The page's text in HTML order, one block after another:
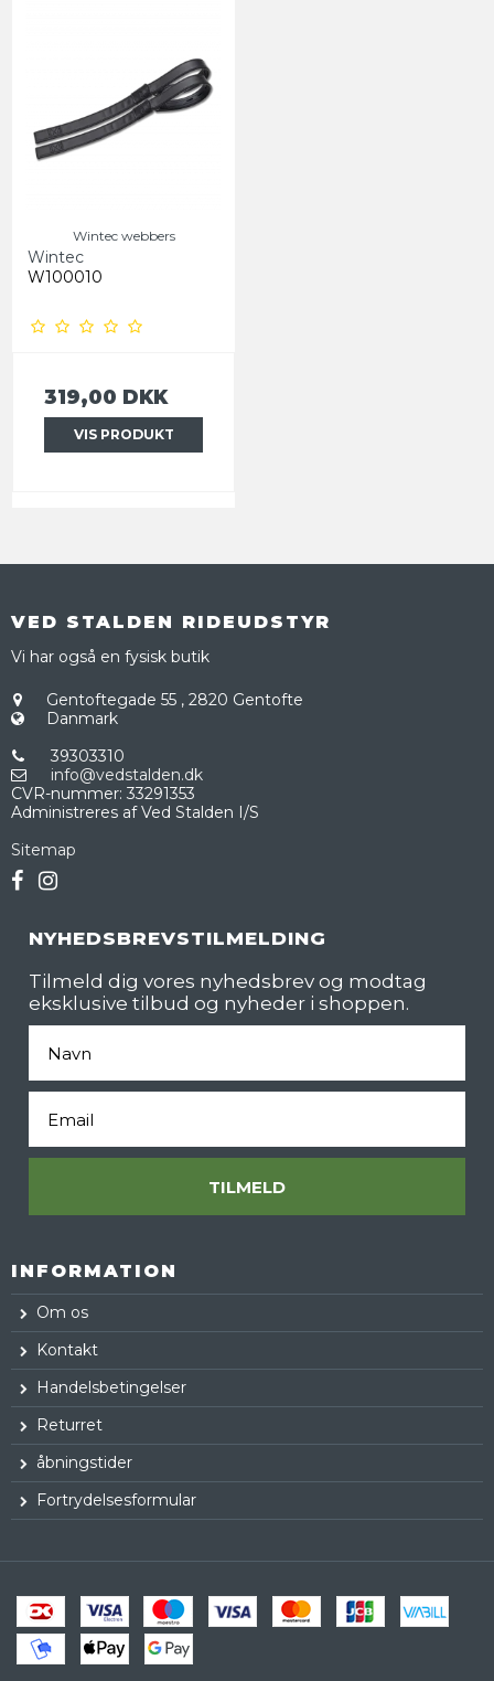
Wintec webbers
Wintec
W100010
319,00 DKK
VIS PRODUKT
VED STALDEN RIDEUDSTYR
Vi har også en fysisk butik
Gentoftegade 55 , 2820 Gentofte
Danmark
39303310
info@vedstalden.dk
CVR-nummer: 33291353
Administreres af Ved Stalden I/S
Sitemap
NYHEDSBREVSTILMELDING
Tilmeld dig vores nyhedsbrev og modtag
eksklusive tilbud og nyheder i shoppen.
TILMELD
INFORMATION
Om os
Kontakt
Handelsbetingelser
Returret
åbningstider
Fortrydelsesformular